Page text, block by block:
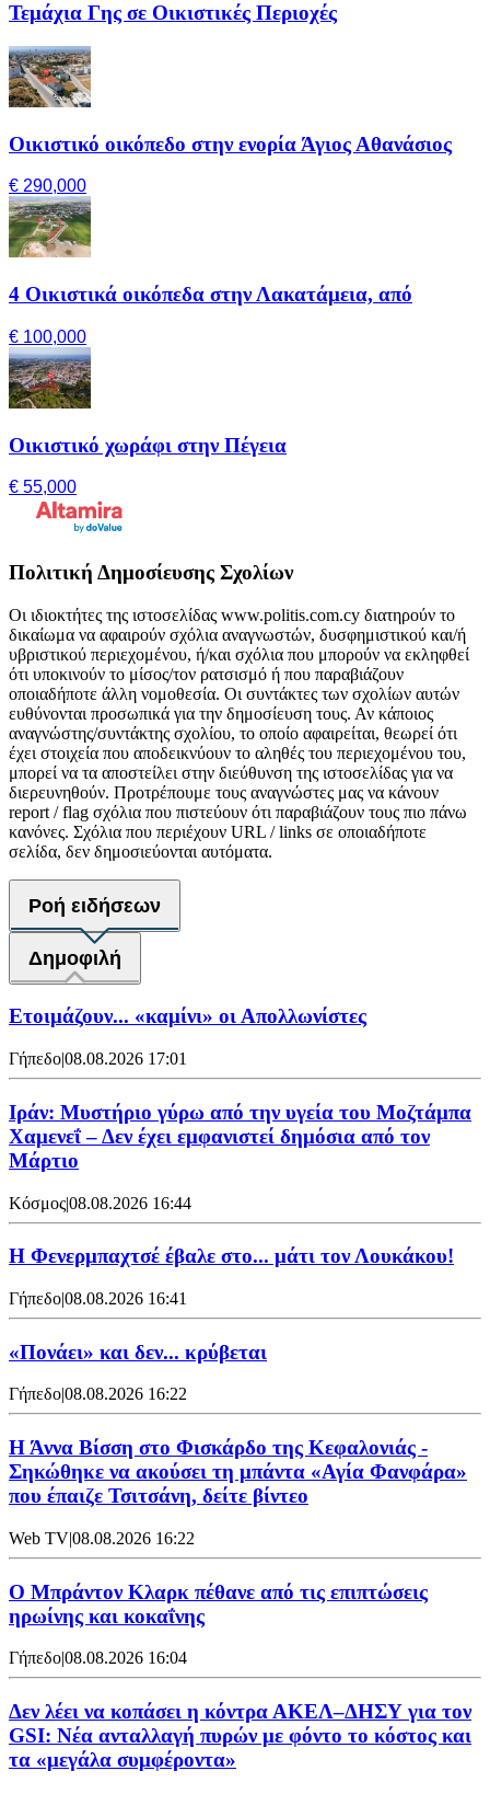
Τεμάχια Γης σε Οικιστικές Περιοχές
Οικιστικό οικόπεδο στην ενορία Άγιος Αθανάσιος
€ 290,000
4 Οικιστικά οικόπεδα στην Λακατάμεια, από
€ 100,000
Οικιστικό χωράφι στην Πέγεια
€ 55,000
Πολιτική Δημοσίευσης Σχολίων
Οι ιδιοκτήτες της ιστοσελίδας www.politis.com.cy διατηρούν το
δικαίωμα να αφαιρούν σχόλια αναγνωστών, δυσφημιστικού και/ή
υβριστικού περιεχομένου, ή/και σχόλια που μπορούν να εκληφθεί
ότι υποκινούν το μίσος/τον ρατσισμό ή που παραβιάζουν
οποιαδήποτε άλλη νομοθεσία. Οι συντάκτες των σχολίων αυτών
ευθύνονται προσωπικά για την δημοσίευση τους. Αν κάποιος
αναγνώστης/συντάκτης σχολίου, το οποίο αφαιρείται, θεωρεί ότι
έχει στοιχεία που αποδεικνύουν το αληθές του περιεχομένου του,
μπορεί να τα αποστείλει στην διεύθυνση της ιστοσελίδας για να
διερευνηθούν. Προτρέπουμε τους αναγνώστες μας να κάνουν
report / flag σχόλια που πιστεύουν ότι παραβιάζουν τους πιο πάνω
κανόνες. Σχόλια που περιέχουν URL / links σε οποιαδήποτε
σελίδα, δεν δημοσιεύονται αυτόματα.
Ροή ειδήσεων
Δημοφιλή
Ετοιμάζουν... «καμίνι» οι Απολλωνίστες
Γήπεδο|08.08.2026 17:01
Ιράν: Μυστήριο γύρω από την υγεία του Μοζτάμπα
Χαμενεΐ – Δεν έχει εμφανιστεί δημόσια από τον
Μάρτιο
Κόσμος|08.08.2026 16:44
Η Φενερμπαχτσέ έβαλε στο... μάτι τον Λουκάκου!
Γήπεδο|08.08.2026 16:41
«Πονάει» και δεν... κρύβεται
Γήπεδο08.08.2026 16:22
Η Άννα Βίσση στο Φισκάρδο της Κεφαλονιάς -
Σηκώθηκε να ακούσει τη μπάντα «Αγία Φανφάρα»
που έπαιζε Τσιτσάνη, δείτε βίντεο
Web TV|08.08.2026 16:22
Ο Μπράντον Κλαρκ πέθανε από τις επιπτώσεις
ηρωίνης και κοκαΐνης
Γήπεδο|08.08.2026 16:04
Δεν λέει να κοπάσει η κόντρα ΑΚΕΛ–ΔΗΣΥ για τον
GSI: Νέα ανταλλαγή πυρών με φόντο το κόστος και
τα «μεγάλα συμφέροντα»